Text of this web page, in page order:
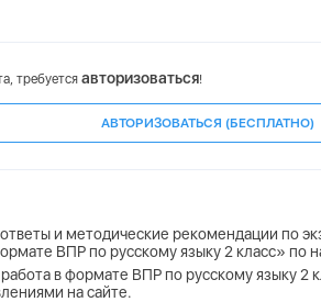
требуется авторизоваться!
АВТОРИЗОВАТЬСЯ (БЕСПЛАТНО)
и методические рекомендации по
ВПР по русскому языку 2 класс»
в формате ВПР по русскому языку 2
на сайте.